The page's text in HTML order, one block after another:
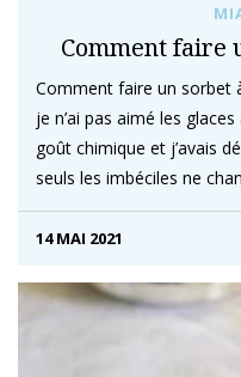
Comment faire
Comment faire un sorbet
je n’ai pas aimé les
goût chimique et j’avais
seuls les imbéciles ne
14 MAI 2021